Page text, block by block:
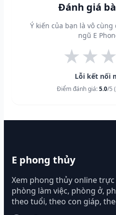
Đánh giá
Ý kiến của bạn là vô
ngũ E
★★★
Lỗi kết nối
Điểm đánh giá:5.0/5 (
E phong thủy
Xem phong thủy online
phòng làm việc, phòng ở,
theo tuổi, theo con giáp,